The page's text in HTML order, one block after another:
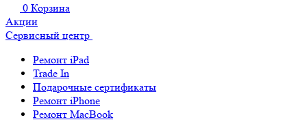
0 Корзина
Акции
Сервисный центр
Ремонт iPad
Trade In
Подарочные сертификаты
Ремонт iPhone
Ремонт MacBook